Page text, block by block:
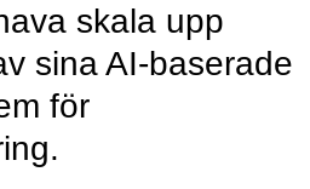
skala upp
sina AI-baserade
för